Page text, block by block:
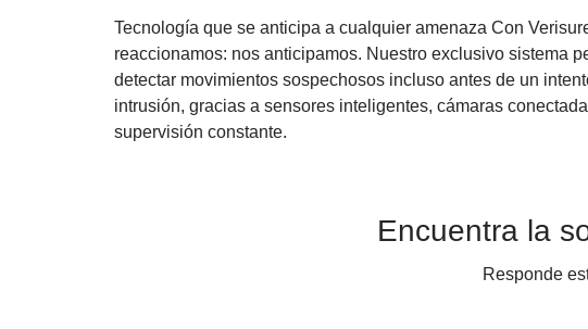
Tecnología que se anticipa a cualquier amenaza Con
reaccionamos: nos anticipamos. Nuestro exclusivo sistema
detectar movimientos sospechosos incluso antes de un
intrusión, gracias a sensores inteligentes, cámaras
supervisión constante.
Encuentra la
Responde